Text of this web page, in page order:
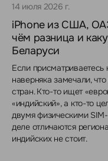
14 июля 2026 г.
iPhone из США,
чём разница и
Беларуси
Если присматриваетесь
наверняка замечали,
стран. Кто-то ищет
«индийский», а кто-то
двумя физическими
деле отличаются
индийских не стоит.